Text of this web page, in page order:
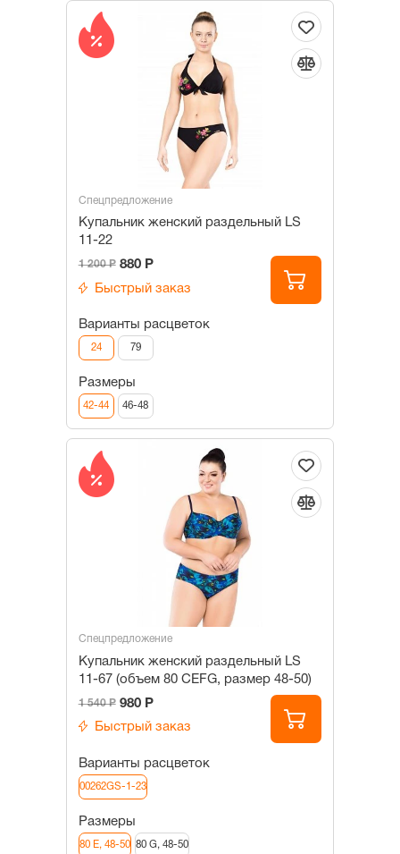
Спецпредложение
Купальник женский раздельный LS
11-22
1 200 Р 880 Р
Быстрый заказ
Варианты расцветок
24 79
Размеры
42-44 46-48
Спецпредложение
Купальник женский раздельный LS
11-67 (объем 80 CEFG, размер 48-50)
1 540 Р 980 Р
Быстрый заказ
Варианты расцветок
00262GS-1-23
Размеры
80 E, 48-50 80 G, 48-50